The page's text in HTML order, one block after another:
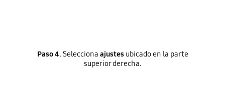
Paso 4. Selecciona ajustesubicado en la parte
superior derecha.